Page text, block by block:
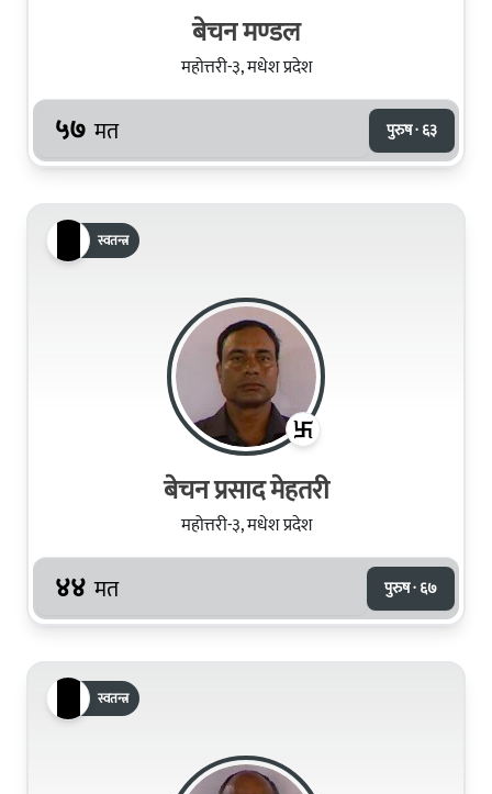
बेचन मण्‍डल
महोत्तरी-३, मधेश प्रदेश
५७ मत पुरुष · ६३
स्वतन्त्र
बेचन प्रसाद मेहतरी
महोत्तरी-३, मधेश प्रदेश
४४ मत पुरुष · ६७
स्वतन्त्र